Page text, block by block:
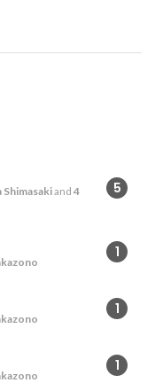
5
Shimasakiand 4
1
1
1